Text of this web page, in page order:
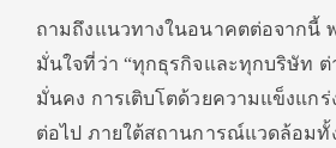
ถามถึงแนวทางในอนาคตต่อจากนี้
มั่นใจที่ว่า “ทุกธุรกิจและทุกบริษัท ต่
มั่นคง การเติบโตด้วยความแข็งแกร่
ต่อไป ภายใต้สถานการณ์แวดล้อมทั้